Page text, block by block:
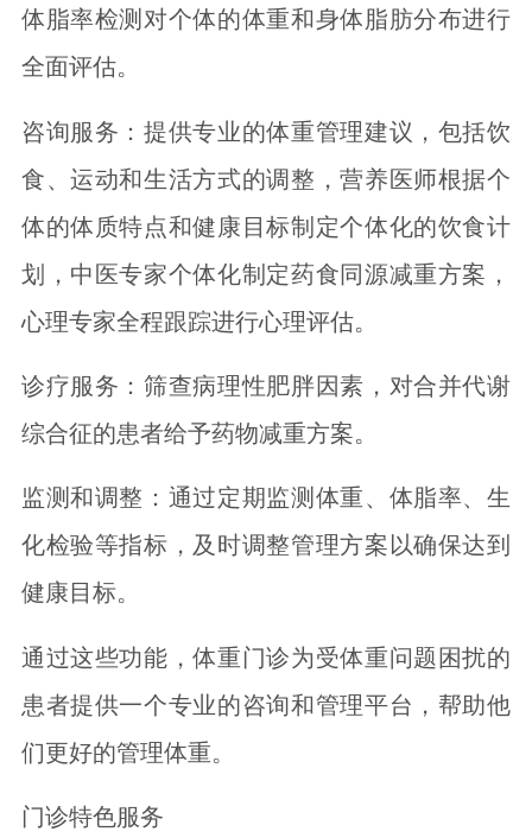
体脂率检测对个体的体重和身体脂肪分布进行
全面评估。
咨询服务：提供专业的体重管理建议，包括饮
食、运动和生活方式的调整，营养医师根据个
体的体质特点和健康目标制定个体化的饮食计
划，中医专家个体化制定药食同源减重方案，
心理专家全程跟踪进行心理评估。
诊疗服务：筛查病理性肥胖因素，对合并代谢
综合征的患者给予药物减重方案。
监测和调整：通过定期监测体重、体脂率、生
化检验等指标，及时调整管理方案以确保达到
健康目标。
通过这些功能，体重门诊为受体重问题困扰的
患者提供一个专业的咨询和管理平台，帮助他
们更好的管理体重。
门诊特色服务